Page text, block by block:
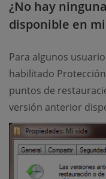
¿No hay
disponible en mi
Para algunos
habilitado
puntos de
versión anterior